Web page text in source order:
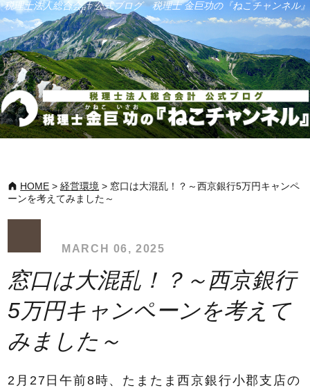
税理士法人総合会計 公式ブログ 税理士 金巨功の『ねこチャンネル』
HOME >経営環境 > 窓口は大混乱！？～西京銀行5万円キャンペ
ーンを考えてみました～
MARCH 06, 2025
窓口は大混乱！？～西京銀行
5万円キャンペーンを考えて
みました～
2月27日午前8時、たまたま西京銀行小郡支店の